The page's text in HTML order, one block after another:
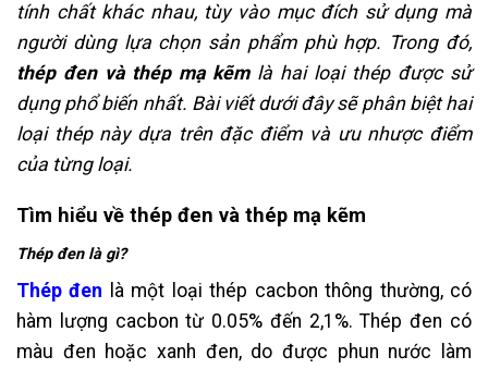
tính chất khác nhau, tùy vào mục đích sử dụng mà
người dùng lựa chọn sản phẩm phù hợp. Trong đó,
thép đen và thép mạ kẽmlà hai loại thép được sử
dụng phổ biến nhất. Bài viết dưới đây sẽ phân biệt hai
loại thép này dựa trên đặc điểm và ưu nhược điểm
của từng loại.
Tìm hiểu về thép đen và thép mạ kẽm
Thép đen là gì?
Thép đen là một loại thép cacbon thông thường, có
hàm lượng cacbon từ 0.05% đến 2,1%. Thép đen có
màu đen hoặc xanh đen, do được phun nước làm